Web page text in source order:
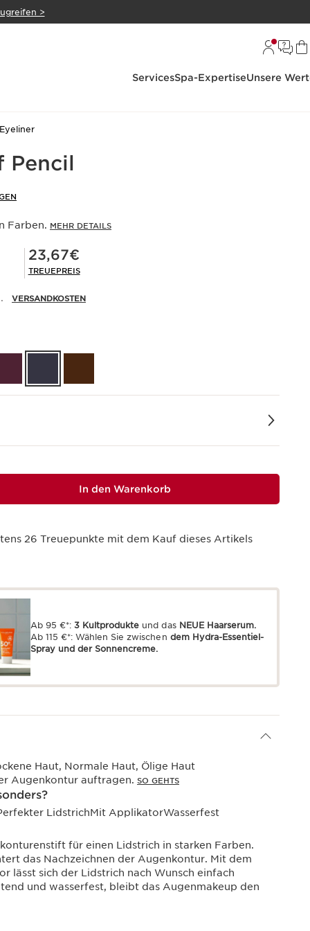
>
ServicesSpa-ExpertiseUnsere
Eyeliner
Pencil
Farben. MEHR DETAILS
Mitgliederpreis 23,67€
23,67€
TREUEPREIS
VERSANDKOSTEN
In den Warenkorb
26 Treuepunkte mit dem Kauf dieses Artikels
Ab 95 €*:3 Kultprodukte und das NEUE Haarserum.
Ab 115 €*: Wählen Sie zwischen dem Hydra-Essentiel-
Spray und der Sonnencreme.
Haut, Normale Haut, Ölige Haut
Augenkontur auftragen. SO GEHTS
LidstrichMit ApplikatorWasserfest
für einen Lidstrich in starken Farben.
das Nachzeichnen der Augenkontur. Mit dem
lässt sich der Lidstrich nach Wunsch einfach
und wasserfest, bleibt das Augenmakeup den